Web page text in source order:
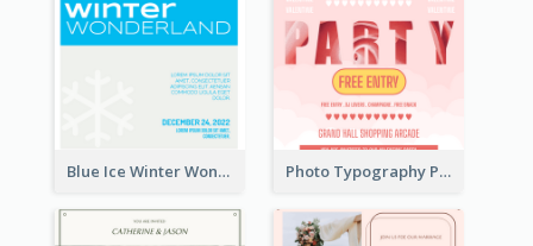
Blue Ice Winter Wonderland Visit Invitation Photo Typography Party Invitation Design Templates